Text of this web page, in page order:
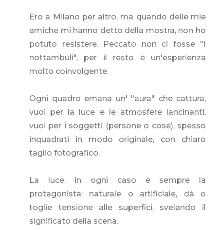
Ero a Milano per altro, ma quando delle mie
amiche mi hanno detto della mostra, non ho
potuto resistere. Peccato non ci fosse "I
nottambuli", per il resto è un'esperienza
molto coinvolgente.
Ogni quadro emana un' "aura" che cattura,
vuoi per la luce e le atmosfere lancinanti,
vuoi per i soggetti (persone o cose), spesso
inquadrati in modo originale, con chiaro
taglio fotografico.
La luce, in ogni caso è sempre la
protagonista: naturale o artificiale, dà o
toglie tensione alle superfici, svelando il
significato della scena.